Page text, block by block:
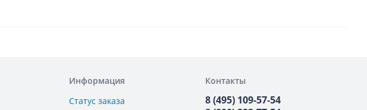
Информация
Статус заказа
Контакты
8 (495) 109-57-54